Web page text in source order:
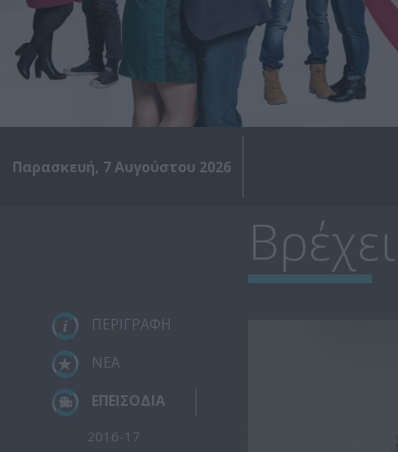
Παρασκευή, 7 Αυγούστου 2026
ΠΕΡΙΓΡΑΦΗ
ΝΕΑ
ΕΠΕΙΣΟΔΙΑ
2016-17